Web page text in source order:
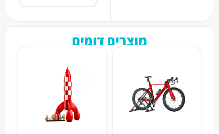
מוצרים דומים